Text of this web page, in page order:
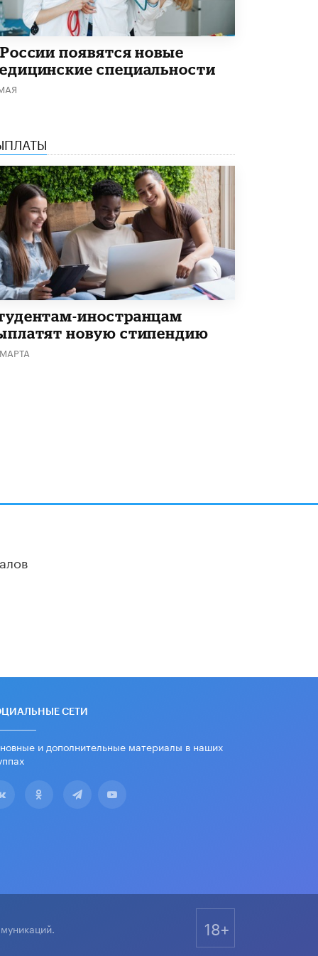
5 ИЮНЯ /ЧТО ПРОИСХОДИТ?
«Евгений Онегин» станет обязательным
для повторения в 10–11-х классах
4 ИЮНЯ /КАЧЕСТВО ОБРАЗОВАНИЯ
В Госдуме предложили ввести онлайн-
формат для апелляций ЕГЭ
3 ИЮНЯ /ЕГЭ И ОГЭ
​Яндекс выпустил бесплатный курс по
защите от ИИ-мошенничества
2 ИЮНЯ /BIG DATA
В России начнут применять новые
подходы к разрешению конфликтов в
школах
2 ИЮНЯ /ПОДРОСТКИ
Академик РАН предупредил, что
ChatGPT отучит школьников думать
появятся новые
специальности
иностранцам
новую стипендию
СЕТИ
и дополнительные материалы в наших
18+